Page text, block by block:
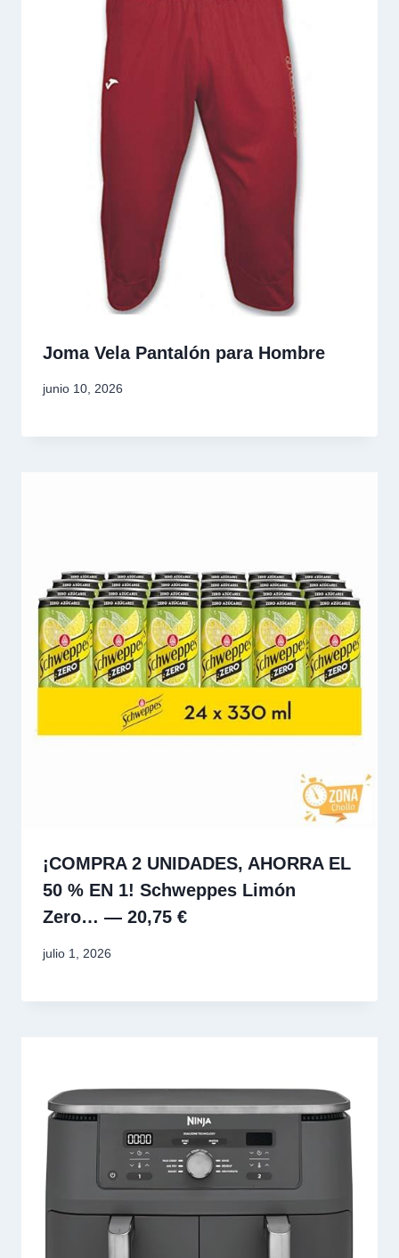
Joma Vela Pantalón para Hombre
junio 10, 2026
¡COMPRA 2 UNIDADES, AHORRA EL
50 % EN 1! Schweppes Limón
Zero… — 20,75 €
julio 1, 2026